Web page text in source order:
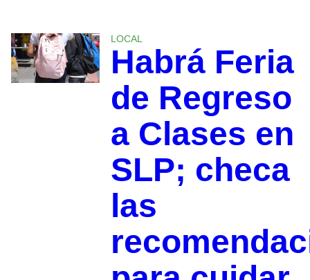
LOCAL
Habrá Feria
de Regreso
a Clases en
SLP; checa
las